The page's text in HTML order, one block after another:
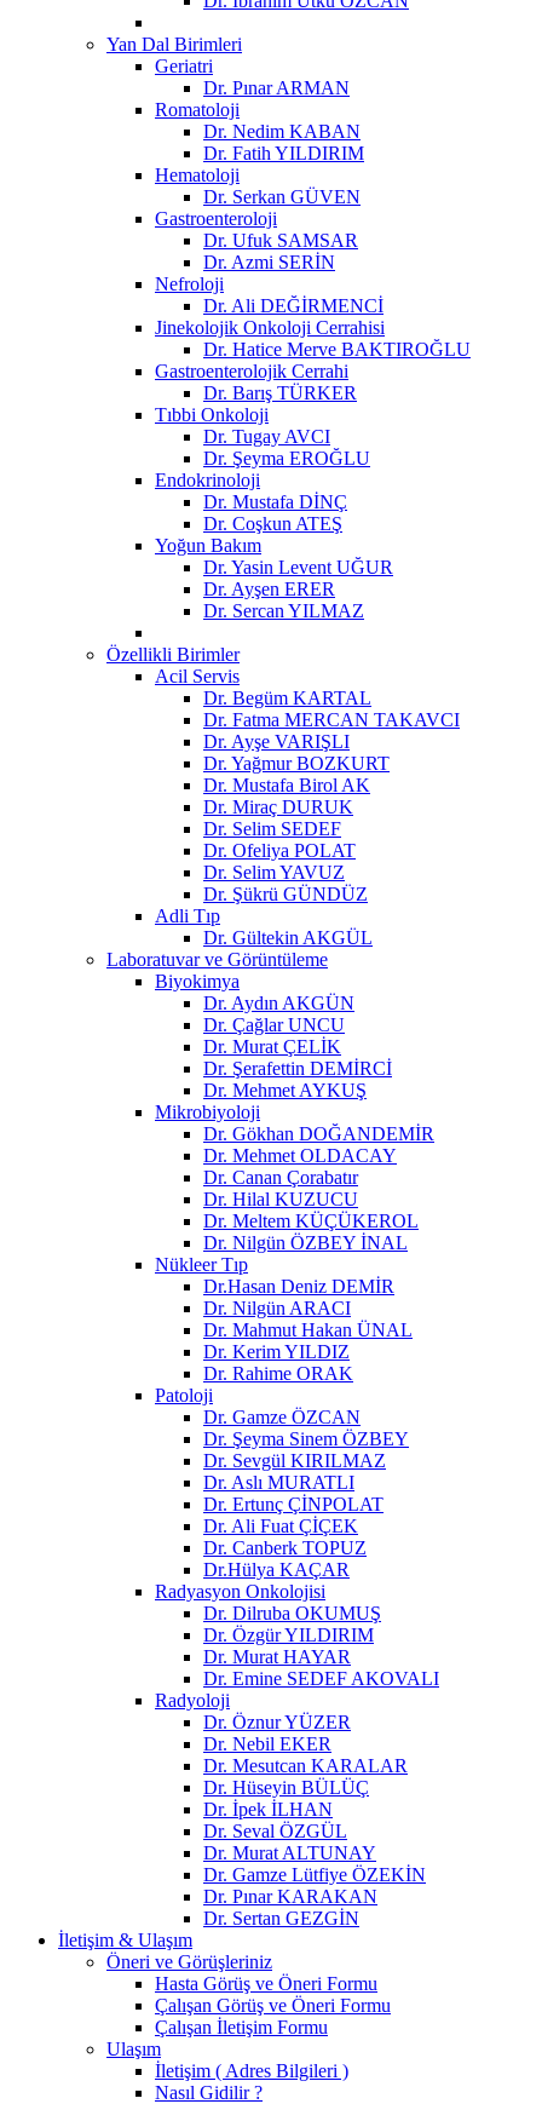
Yan Dal Birimleri
Geriatri
Dr. Pınar ARMAN
Romatoloji
Dr. Nedim KABAN
Dr. Fatih YILDIRIM
Hematoloji
Dr. Serkan GÜVEN
Gastroenteroloji
Dr. Ufuk SAMSAR
Dr. Azmi SERİN
Nefroloji
Dr. Ali DEĞİRMENCİ
Jinekolojik Onkoloji Cerrahisi
Dr. Hatice Merve BAKTIROĞLU
Gastroenterolojik Cerrahi
Dr. Barış TÜRKER
Tıbbi Onkoloji
Dr. Tugay AVCI
Dr. Şeyma EROĞLU
Endokrinoloji
Dr. Mustafa DİNÇ
Dr. Coşkun ATEŞ
Yoğun Bakım
Dr. Yasin Levent UĞUR
Dr. Ayşen ERER
Dr. Sercan YILMAZ
Özellikli Birimler
Acil Servis
Dr. Begüm KARTAL
Dr. Fatma MERCAN TAKAVCI
Dr. Ayşe VARIŞLI
Dr. Yağmur BOZKURT
Dr. Mustafa Birol AK
Dr. Miraç DURUK
Dr. Selim SEDEF
Dr. Ofeliya POLAT
Dr. Selim YAVUZ
Dr. Şükrü GÜNDÜZ
Adli Tıp
Dr. Gültekin AKGÜL
Laboratuvar ve Görüntüleme
Biyokimya
Dr. Aydın AKGÜN
Dr. Çağlar UNCU
Dr. Murat ÇELİK
Dr. Şerafettin DEMİRCİ
Dr. Mehmet AYKUŞ
Mikrobiyoloji
Dr. Gökhan DOĞANDEMİR
Dr. Mehmet OLDACAY
Dr. Canan Çorabatır
Dr. Hilal KUZUCU
Dr. Meltem KÜÇÜKEROL
Dr. Nilgün ÖZBEY İNAL
Nükleer Tıp
Dr.Hasan Deniz DEMİR
Dr. Nilgün ARACI
Dr. Mahmut Hakan ÜNAL
Dr. Kerim YILDIZ
Dr. Rahime ORAK
Patoloji
Dr. Gamze ÖZCAN
Dr. Şeyma Sinem ÖZBEY
Dr. Sevgül KIRILMAZ
Dr. Aslı MURATLI
Dr. Ertunç ÇİNPOLAT
Dr. Ali Fuat ÇİÇEK
Dr. Canberk TOPUZ
Dr.Hülya KAÇAR
Radyasyon Onkolojisi
Dr. Dilruba OKUMUŞ
Dr. Özgür YILDIRIM
Dr. Murat HAYAR
Dr. Emine SEDEF AKOVALI
Radyoloji
Dr. Öznur YÜZER
Dr. Nebil EKER
Dr. Mesutcan KARALAR
Dr. Hüseyin BÜLÜÇ
Dr. İpek İLHAN
Dr. Seval ÖZGÜL
Dr. Murat ALTUNAY
Dr. Gamze Lütfiye ÖZEKİN
Dr. Pınar KARAKAN
Dr. Sertan GEZGİN
İletişim & Ulaşım
Öneri ve Görüşleriniz
Hasta Görüş ve Öneri Formu
Çalışan Görüş ve Öneri Formu
Çalışan İletişim Formu
Ulaşım
İletişim ( Adres Bilgileri )
Nasıl Gidilir ?